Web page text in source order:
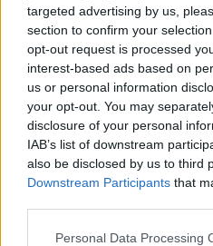
targeted advertising by us,
section to confirm your
opt-out request is processed
interest-based ads based on
us or personal information
your opt-out. You may
disclosure of your personal
IAB’s list of downstream
also be disclosed by us to third
Downstream Participants that
Personal Data Processing